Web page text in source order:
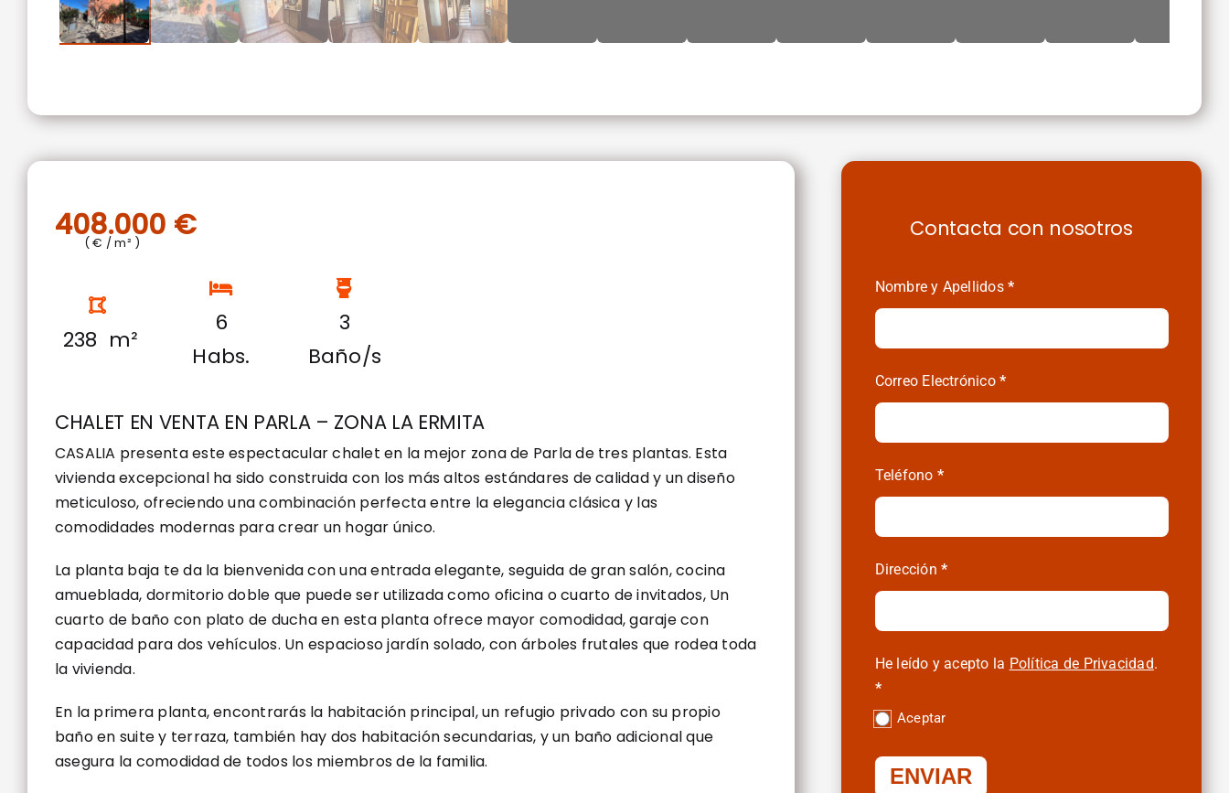
408.000 €
( € / m² )
238 m²
6
Habs.
3
Baño/s
CHALET EN VENTA EN PARLA – ZONA LA ERMITA
CASALIA presenta este espectacular chalet en la mejor zona de Parla de tres plantas. Esta
vivienda excepcional ha sido construida con los más altos estándares de calidad y un diseño
meticuloso, ofreciendo una combinación perfecta entre la elegancia clásica y las
comodidades modernas para crear un hogar único.
La planta baja te da la bienvenida con una entrada elegante, seguida de gran salón, cocina
amueblada, dormitorio doble que puede ser utilizada como oficina o cuarto de invitados, Un
cuarto de baño con plato de ducha en esta planta ofrece mayor comodidad, garaje con
capacidad para dos vehículos. Un espacioso jardín solado, con árboles frutales que rodea toda
la vivienda.
En la primera planta, encontrarás la habitación principal, un refugio privado con su propio
baño en suite y terraza, también hay dos habitación secundarias, y un baño adicional que
asegura la comodidad de todos los miembros de la familia.
Contacta con nosotros
Contactenos
Compras
Nombre y Apellidos*
Correo Electrónico*
Teléfono *
Dirección *
He leído y acepto la Política de Privacidad.
*
Aceptar
ENVIAR